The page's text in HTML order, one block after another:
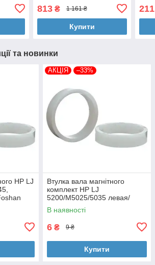
813₴ 1 161 ₴
Купити
211
та новинки
HP LJ
АКЦІЯ –33%
Втулка вала магнітного
комплект HP LJ
5200/M5025/5035 левая/
правая Foshan (MAG-7516A-
BSH-Foshan)
В наявності
6 ₴ 9 ₴
Купити